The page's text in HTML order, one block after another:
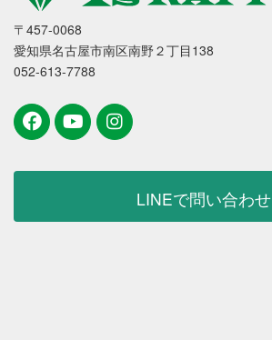
〒457-0068
愛知県名古屋市南区南野２丁目138
052-613-7788
LINEで問い合わせ